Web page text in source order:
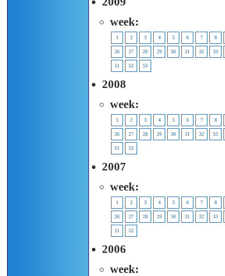
week:
1 2 3 4 5 6 7 8
26 27 28 29 30 31 32 33
51 52 53
2008
week:
1 2 3 4 5 6 7 8
26 27 28 29 30 31 32 33
51 52
2007
week:
1 2 3 4 5 6 7 8
26 27 28 29 30 31 32 33
51 52
2006
week: